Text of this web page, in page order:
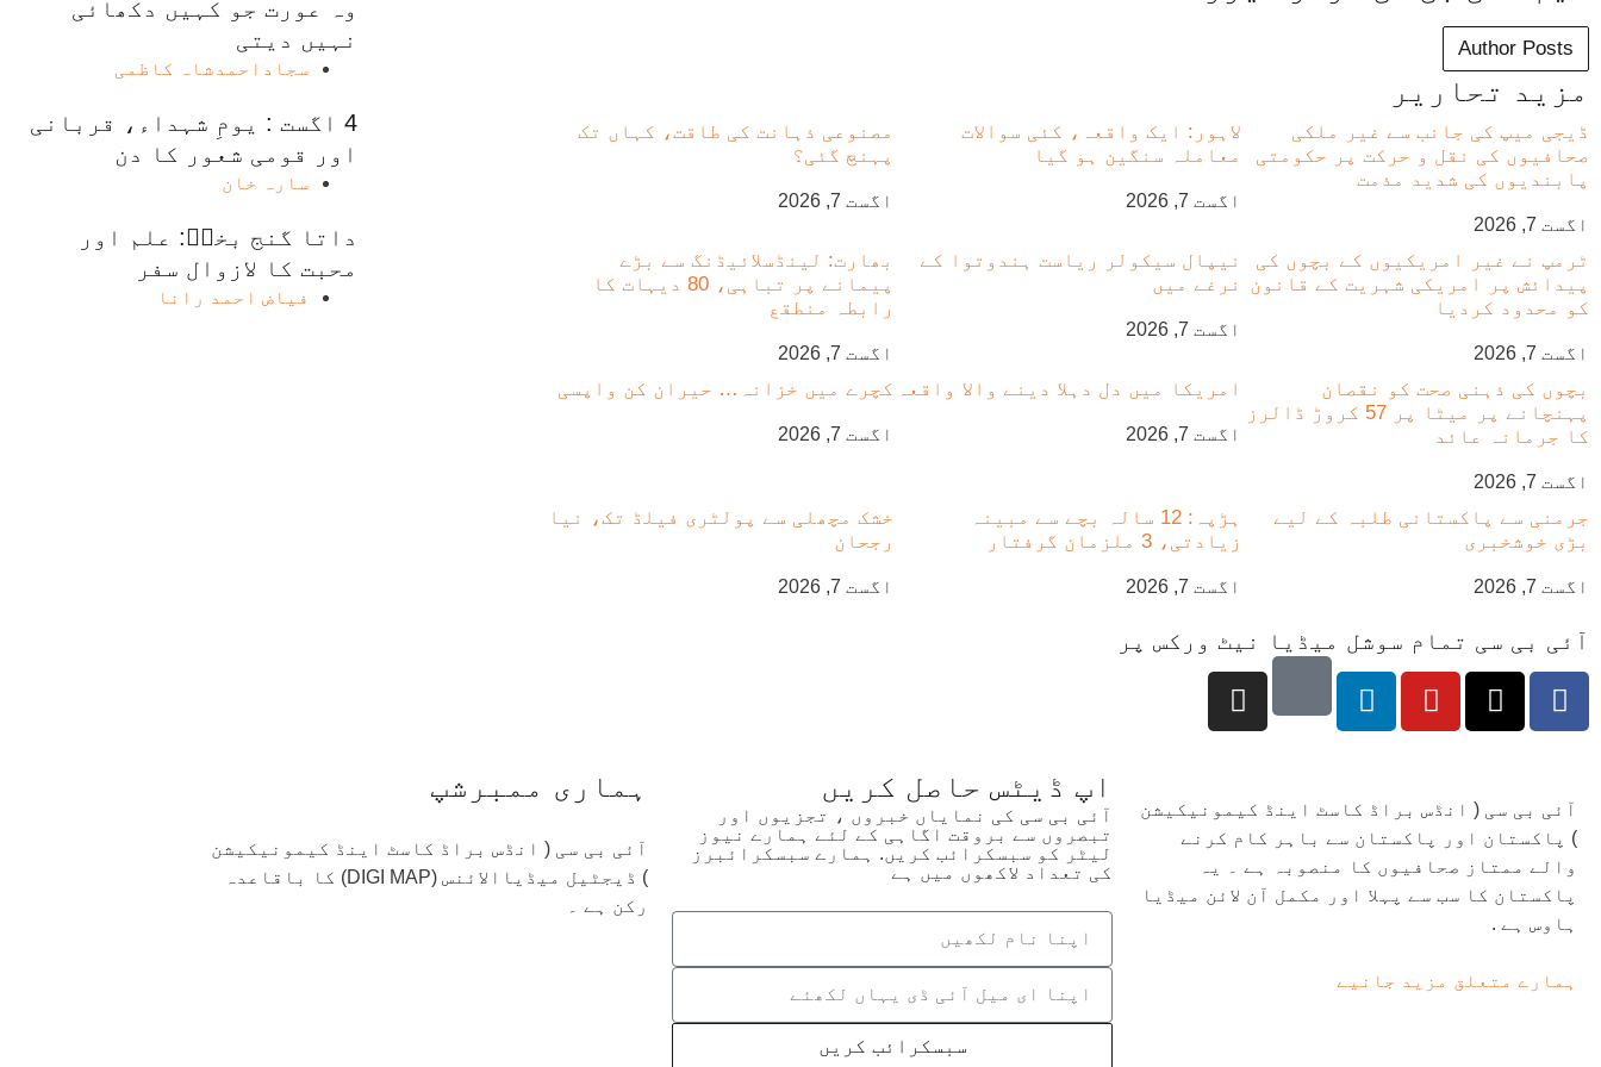
Author Posts
مزید تحاریر
ڈیجی میپ کی جانب سے غیر ملکی
صحافیوں کی نقل و حرکت پر حکومتی
پابندیوں کی شدید مذمت
اگست 7, 2026
لاہور: ایک واقعہ، کئی سوالات
معاملہ سنگین ہو گیا
اگست 7, 2026
مصنوعی ذہانت کی طاقت، کہاں تک
پہنچ گئی؟
اگست 7, 2026
ٹرمپ نے غیر امریکیوں کے بچوں کی
پیدائش پر امریکی شہریت کے قانون
کو محدود کردیا
اگست 7, 2026
نیپال سیکولر ریاست ہندوتوا کے
نرغے میں
اگست 7, 2026
بھارت: لینڈسلائیڈنگ سے بڑے
پیمانے پر تباہی، 80 دیہات کا
رابطہ منطقع
اگست 7, 2026
بچوں کی ذہنی صحت کو نقصان
پہنچانے پر میٹا پر 57 کروڑ ڈالرز
کا جرمانہ عائد
اگست 7, 2026
امریکا میں دل دہلا دینے والا واقعہ
اگست 7, 2026
کچرے میں خزانہ… حیران کن واپسی
اگست 7, 2026
جرمنی سے پاکستانی طلبہ کے لیے
بڑی خوشخبری
اگست 7, 2026
ہڑپہ: 12 سالہ بچے سے مبینہ
زیادتی، 3 ملزمان گرفتار
اگست 7, 2026
خشک مچھلی سے پولٹری فیلڈ تک، نیا
رجحان
اگست 7, 2026
وہ عورت جو کہیں دکھائی
نہیں دیتی
سجاداحمدشاہ کاظمی
4 اگست : یومِ شہداء، قربانی
اور قومی شعور کا دن
سارہ خان
داتا گنج بخشؒ: علم اور
محبت کا لازوال سفر
فیاض احمد رانا
آئی بی سی تمام سوشل میڈیا نیٹ ورکس پر
آئی بی سی ( انڈس براڈ کاسٹ اینڈ کیمونیکیشن
) پاکستان اور پاکستان سے باہر کام کرنے
والے ممتاز صحافیوں کا منصوبہ ہے ۔ یہ
پاکستان کا سب سے پہلا اور مکمل آن لائن میڈیا
ہاوس ہے .
ہمارے متعلق مزید جانیے
اپ ڈیٹس حاصل کریں
آئی بی سی کی نمایاں خبروں ، تجزیوں اور
تبصروں سے بروقت اگاہی کے لئے ہمارے نیوز
لیٹر کو سبسکرائب کریں. ہمارے سبسکرائبرز
کی تعداد لاکھوں میں ہے
سبسکرائب کریں
ہماری ممبرشپ
آئی بی سی ( انڈس براڈ کاسٹ اینڈ کیمونیکیشن
) ڈیجٹیل میڈیاالائنس (DIGI MAP) کا باقاعدہ
رکن ہے ۔